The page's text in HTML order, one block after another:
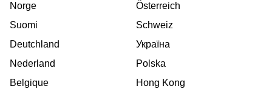
Norge
Suomi
Deutchland
Nederland
Belgique
Österreich
Schweiz
Україна
Polska
Hong Kong